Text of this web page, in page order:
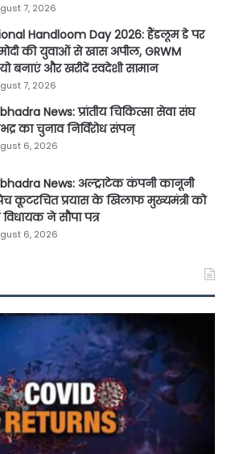
7, 2026
Handloom Day 2026: हैंडलूम डे पर
की युवाओं से खास अपील, GRWM
बनाएं और खरीदें स्वदेशी सामान
7, 2026
News: प्रांतीय चिकित्सा सेवा संघ
का चुनाव निर्विरोध संपन्
6, 2026
News: अल्ट्राटेक कंपनी कानूनी
कूटरचित प्रयास के खिलाफ मुख्यमंत्री को
ने सौपा पत्र
6, 2026